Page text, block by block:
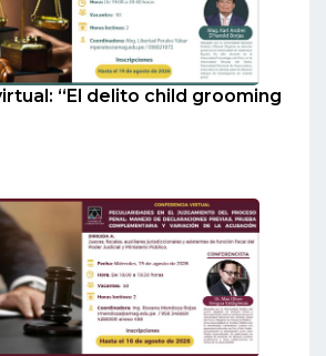
“El delito child grooming